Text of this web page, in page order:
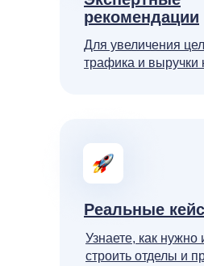
рекомендации
Для увеличения
трафика и выручки
Реальные
Узнаете, как
строить отделы и